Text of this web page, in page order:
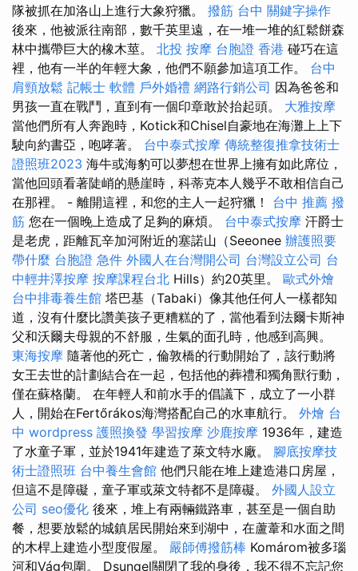
隊被抓在加洛山上進行大象狩獵。 撥筋 台中 關鍵字操作
後來，他被派往南部，數千英里遠，在一堆一堆的紅鬆餅森
林中攜帶巨大的橡木莖。 北投 按摩 台胞證 香港 碰巧在這
裡，他有一半的年輕大象，他們不願參加這項工作。 台中
肩頸放鬆 記帳士 軟體 戶外婚禮 網路行銷公司 因為爸爸和
男孩一直在戰鬥，直到有一個印章敢於抬起頭。 大雅按摩
當他們所有人奔跑時，Kotick和Chisel自豪地在海灘上上下
駛向約書亞，咆哮著。 台中泰式按摩 傳統整復推拿技術士
證照班2023 海牛或海豹可以夢想在世界上擁有如此席位，
當他回頭看著陡峭的懸崖時，科蒂克本人幾乎不敢相信自己
在那裡。 - 離開這裡，和您的主人一起狩獵！ 台中 推薦 撥
筋 您在一個晚上造成了足夠的麻煩。 台中泰式按摩 汗爵士
是老虎，距離瓦辛加河附近的塞諾山（​​Seeonee 辦護照要
帶什麼 台胞證 急件 外國人在台灣開公司 台灣設立公司 台
中輕井澤按摩 按摩課程台北 Hills）約20英里。 歐式外燴
台中排毒養生館 塔巴基（Tabaki）像其他任何人一樣都知
道，沒有什麼比讚美孩子更糟糕的了，當他看到法爾卡斯神
父和沃爾夫母親的不舒服，生氣的面孔時，他感到高興。
東海按摩 隨著他的死亡，倫敦橋的行動開始了，該行動將
女王去世的計劃結合在一起，包括他的葬禮和獨角獸行動，
僅在蘇格蘭。 在年輕人和前水手的倡議下，成立了一小群
人，開始在Fertőrákos海灣搭配自己的水車航行。 外燴 台
中 wordpress 護照換發 學習按摩 沙鹿按摩 1936年，建造
了水童子軍，並於1941年建造了萊文特水廠。 腳底按摩技
術士證照班 台中養生會館 他們只能在堆上建造港口房屋，
但這不是障礙，童子軍或萊文特都不是障礙。 外國人設立
公司 seo優化 後來，堆上有兩輛鐵路車，甚至是一個自助
餐，想要放鬆的城鎮居民開始來到湖中，在蘆葦和水面之間
的木桿上建造小型度假屋。 嚴師傅撥筋棒 Komárom被多瑙
河和Vág包圍。 Dsungel關閉了我的身後，我不得不忘記您